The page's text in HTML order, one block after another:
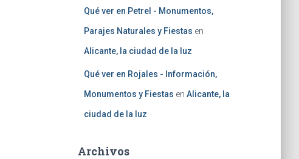
Qué ver en Petrel - Monumentos,
Parajes Naturales y Fiestas en
Alicante, la ciudad de la luz
Qué ver en Rojales - Información,
Monumentos y Fiestas en Alicante, la
ciudad de la luz
Archivos